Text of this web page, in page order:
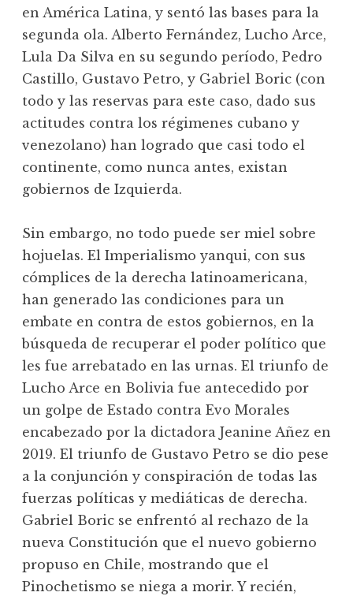
en América Latina, y sentó las bases para la
segunda ola. Alberto Fernández, Lucho Arce,
Lula Da Silva en su segundo período, Pedro
Castillo, Gustavo Petro, y Gabriel Boric (con
todo y las reservas para este caso, dado sus
actitudes contra los régimenes cubano y
venezolano) han logrado que casi todo el
continente, como nunca antes, existan
gobiernos de Izquierda.
Sin embargo, no todo puede ser miel sobre
hojuelas. El Imperialismo yanqui, con sus
cómplices de la derecha latinoamericana,
han generado las condiciones para un
embate en contra de estos gobiernos, en la
búsqueda de recuperar el poder político que
les fue arrebatado en las urnas. El triunfo de
Lucho Arce en Bolivia fue antecedido por
un golpe de Estado contra Evo Morales
encabezado por la dictadora Jeanine Añez en
2019. El triunfo de Gustavo Petro se dio pese
a la conjunción y conspiración de todas las
fuerzas políticas y mediáticas de derecha.
Gabriel Boric se enfrentó al rechazo de la
nueva Constitución que el nuevo gobierno
propuso en Chile, mostrando que el
Pinochetismo se niega a morir. Y recién,